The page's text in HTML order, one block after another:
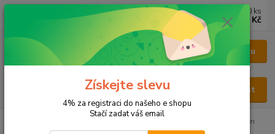
Menu
Hledat
0 ks
0 Kč
Ratan kořen
Získejte slevu
4% za registraci do našeho e shopu
Stačí zadat váš email